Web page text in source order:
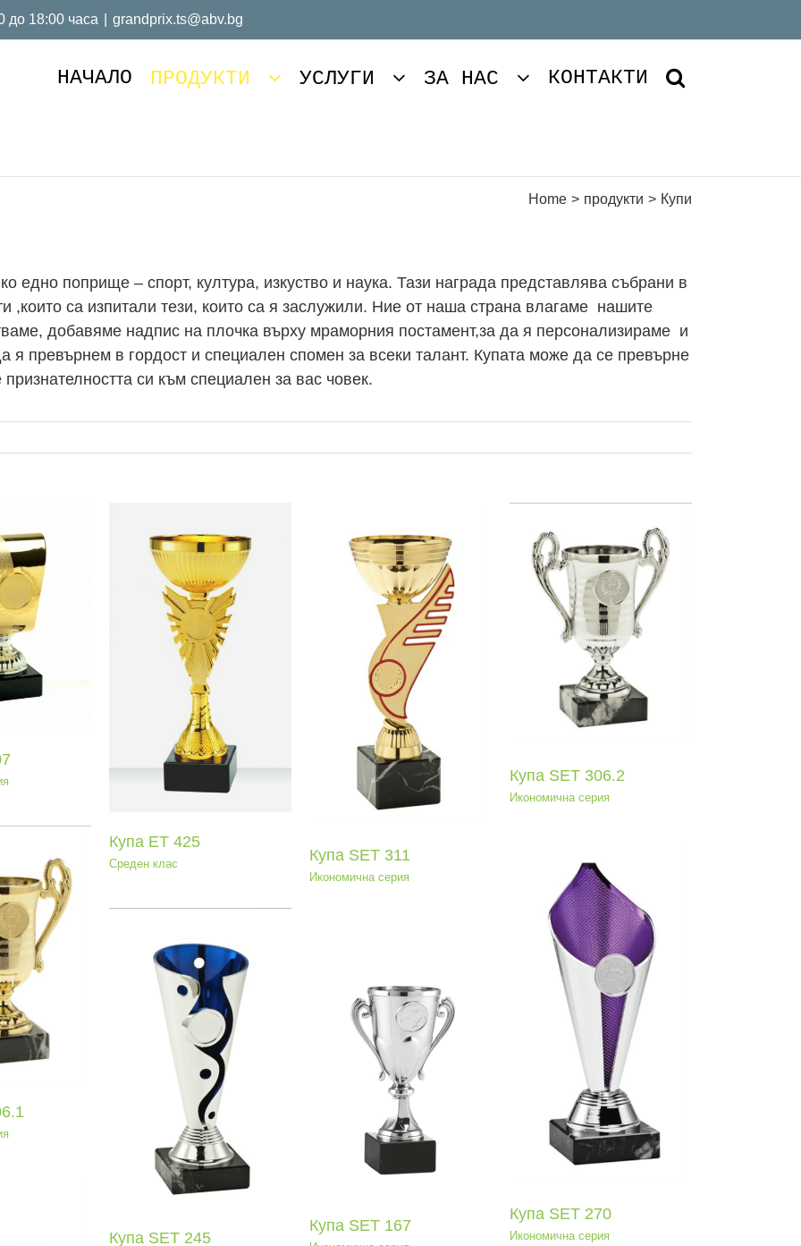
до 18:00 часа grandprix.ts@abv.bg
НАЧАЛО ПРОДУКТИ УСЛУГИ ЗА НАС КОНТАКТИ
Home > продукти > Купи
едно поприще – спорт, култура, изкуство и наука. Тази награда представлява събрани в
,които са изпитали тези, които са я заслужили. Ние от наша страна влагаме нашите
добавяме надпис на плочка върху мраморния постамент,за да я персонализираме и
я превърнем в гордост и специален спомен за всеки талант. Купата може да се превърне
си към специален за вас човек.
ET 425
Купа ET 425
Среден клас
Купа SEТ 311
Икономична серия
Купа SEТ 311
Икономична серия
Купа SEТ 306.2
Икономична серия
Купа SEТ 306.2
Икономична серия
Купа SEТ 270
Икономична серия
Купа SEТ 270
Икономична серия
SEТ 245
Купа SEТ 245
Купа SEТ 167
Икономична серия
Купа SEТ 167